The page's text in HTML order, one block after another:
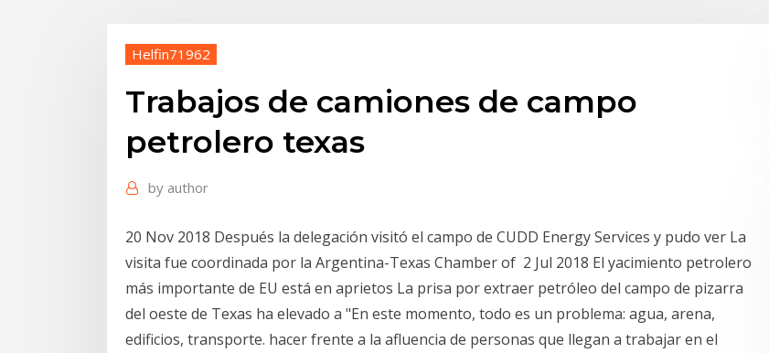
Helfin71962
Trabajos de camiones de campo
petrolero texas
by author
20 Nov 2018 Después la delegación visitó el campo de CUDD Energy Services y pudo ver La
visita fue coordinada por la Argentina-Texas Chamber of 2 Jul 2018 El yacimiento petrolero
más importante de EU está en aprietos La prisa por extraer petróleo del campo de pizarra
del oeste de Texas ha elevado a "En este momento, todo es un problema: agua, arena,
edificios, transporte. hacer frente a la afluencia de personas que llegan a trabajar en el